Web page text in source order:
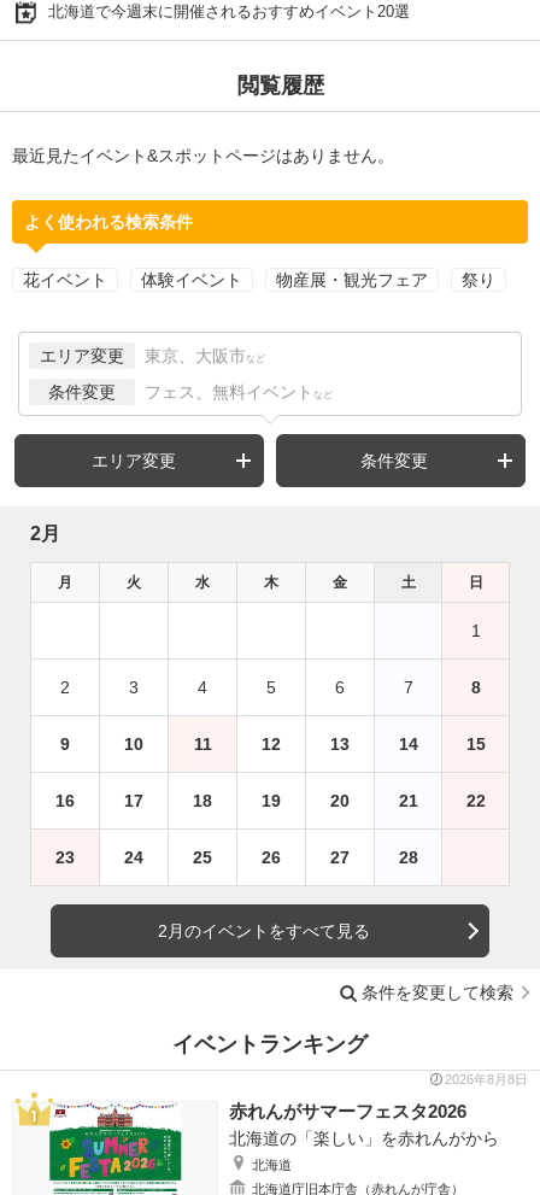
北海道で今週末に開催されるおすすめイベント20選
閲覧履歴
最近見たイベント&スポットページはありません。
よく使われる検索条件
花イベント 体験イベント 物産展・観光フェア 祭り
エリア変更 東京、大阪市 など
条件変更 フェス、無料イベント など
エリア変更 条件変更
2月
月 火 水 木 金 土 日
1
2 3 4 5 6 7 8
9 10 11 12 13 14 15
16 17 18 19 20 21 22
23 24 25 26 27 28
2月のイベントをすべて見る
条件を変更して検索
イベントランキング
2026年8月8日
赤れんがサマーフェスタ2026
北海道の「楽しい」を赤れんがから
北海道
北海道庁旧本庁舎（赤れんが庁舎）